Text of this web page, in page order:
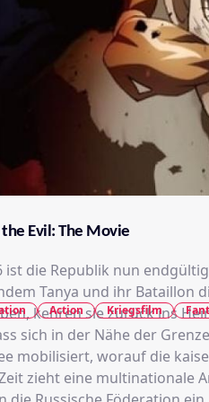
the Evil: The Movie
ist die Republik nun
Tanya und ihr Bataillon
kehren sie zurück ins
sich in der Nähe der
mobilisiert, worauf die
zieht eine multinationale
Action Kriegsfilm